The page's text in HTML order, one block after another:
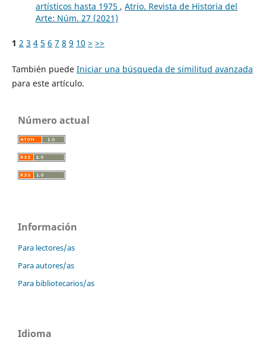
artísticos hasta 1975 , Atrio. Revista de Historia del
Arte: Núm. 27 (2021)
1 2 3 4 5 6 7 8 9 10 > >>
También puede Iniciar una búsqueda de similitud avanzada
para este artículo.
Número actual
Información
Para lectores/as
Para autores/as
Para bibliotecarios/as
Idioma